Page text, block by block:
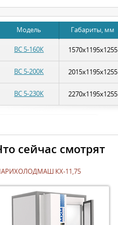
Модель Габариты, мм
ВС 5-160К 1570х1195х1255
ВС 5-200К 2015х1195х1255
ВС 5-230К 2270х1195х1255
сейчас смотрят
КХ-11,75